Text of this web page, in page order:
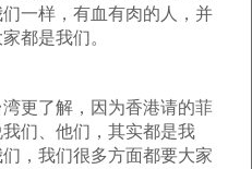
一样，有血有肉的人，并
都是我们。
更了解，因为香港请的菲
们、他们，其实都是我
，我们很多方面都要大家